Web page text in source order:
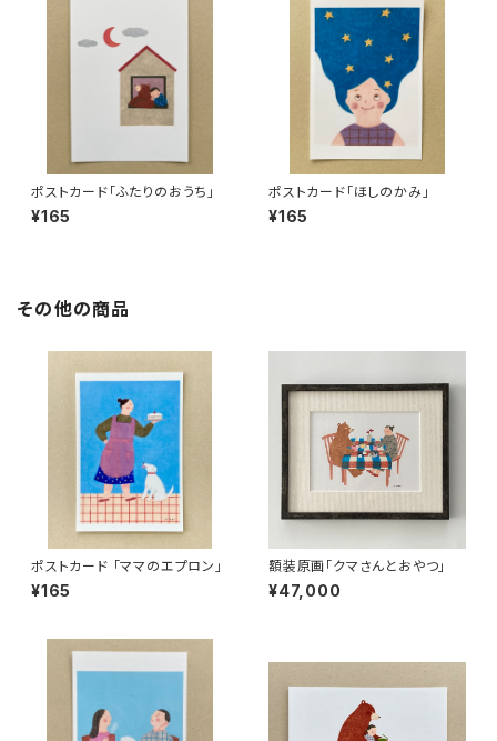
ポストカード「ふたりのおうち」
¥165
ポストカード「ほしのかみ」
¥165
その他の商品
ポストカード 「ママのエプロン」
¥165
額装原画「クマさんとおやつ」
¥47,000